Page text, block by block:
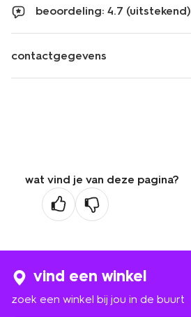
beoordeling: 4.7 (uitstekend)
contactgegevens
wat vind je van deze pagina?
vind een winkel
zoek een winkel bij jou in de buurt